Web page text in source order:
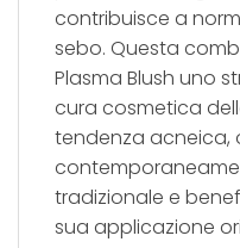
contribuisce a
sebo. Questa
Plasma Blush uno
cura cosmetica
tendenza acneica,
tradizionale e
sua applicazione